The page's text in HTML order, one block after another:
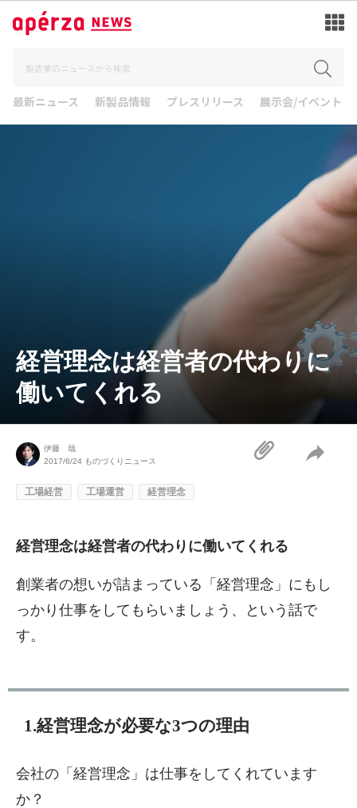
最新ニュース 新製品情報 プレスリリース 展示会/イベント
経営理念は経営者の代わりに
働いてくれる
伊藤 哉
2017/6/24 ものづくりニュース
工場経営 工場運営 経営理念
経営理念は経営者の代わりに働いてくれる
創業者の想いが詰まっている「経営理念」にもし
っかり仕事をしてもらいましょう、という話で
す。
1.経営理念が必要な3つの理由
会社の「経営理念」は仕事をしてくれています
か？